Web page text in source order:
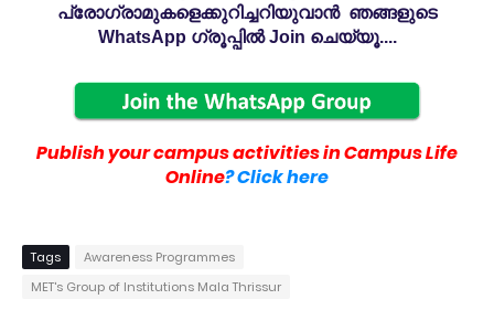
പ്രോഗ്രാമുകളെക്കുറിച്ചറിയുവാൻ ഞങ്ങളുടെ
WhatsApp ഗ്രൂപ്പിൽ Join ചെയ്യൂ....
Publish your campus activities in Campus Life
Online? Click here
Tags
Awareness Programmes
MET's Group of Institutions Mala Thrissur